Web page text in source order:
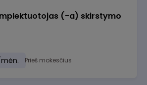
(-a) skirstymo
Prieš mokesčius